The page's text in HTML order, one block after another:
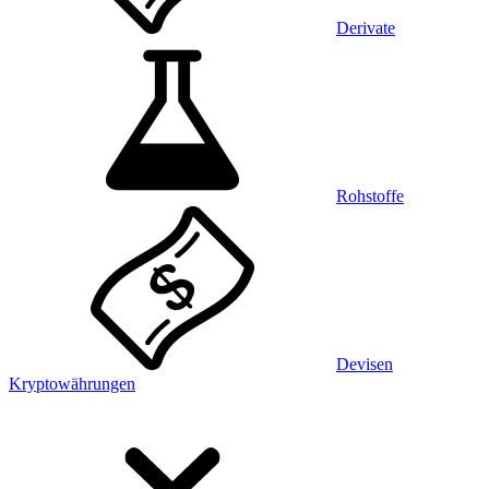
Derivate
Rohstoffe
Devisen
Kryptowährungen